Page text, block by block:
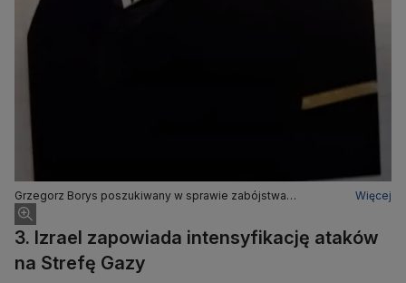
Grzegorz Borys poszukiwany w sprawie zabójstwa
sześcioletniego chłopca. Ma 44 lata i185 cm wzrostu
Więcej
3. Izrael zapowiada intensyfikację ataków
na Strefę Gazy